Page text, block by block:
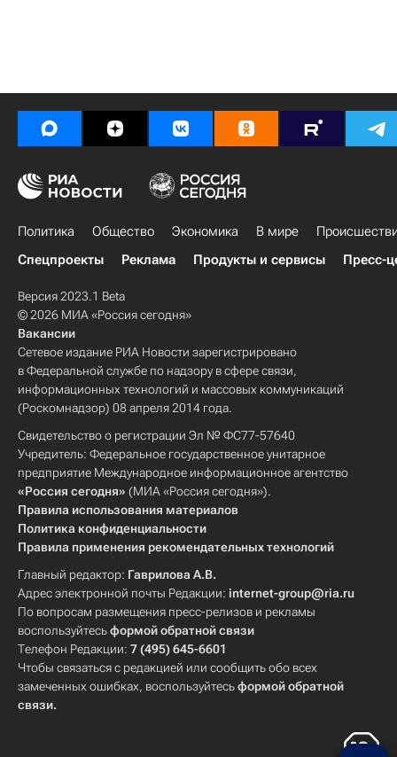
Политика Общество Экономика В мире
Спецпроекты
Реклама Продукты и сервисы Пресс-
Версия 2023.1 Beta
© 2026 МИА «Россия сегодня»
Вакансии
Сетевое издание РИА Новости зарегистрировано
в Федеральной службе по надзору в сфере связи,
информационных технологий и массовых коммуникаций
(Роскомнадзор) 08 апреля 2014 года.
Свидетельство о регистрации Эл № ФС77-57640
Учредитель: Федеральное государственное унитарное
предприятие Международное информационное агентство
«Россия сегодня» (МИА «Россия сегодня»).
Правила использования материалов
Политика конфиденциальности
Правила применения рекомендательных технологий
Главный редактор: Гаврилова А.В.
Адрес электронной почты Редакции: internet-group@ria.ru
По вопросам размещения пресс-релизов и рекламы
воспользуйтесьформой обратной связи
Телефон Редакции: 7 (495) 645-6601
Чтобы связаться с редакцией или сообщить обо всех
замеченных ошибках, воспользуйтесьформой обратной
связи.